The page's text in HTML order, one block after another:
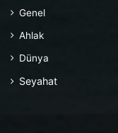
Genel
Ahlak
Dünya
Seyahat